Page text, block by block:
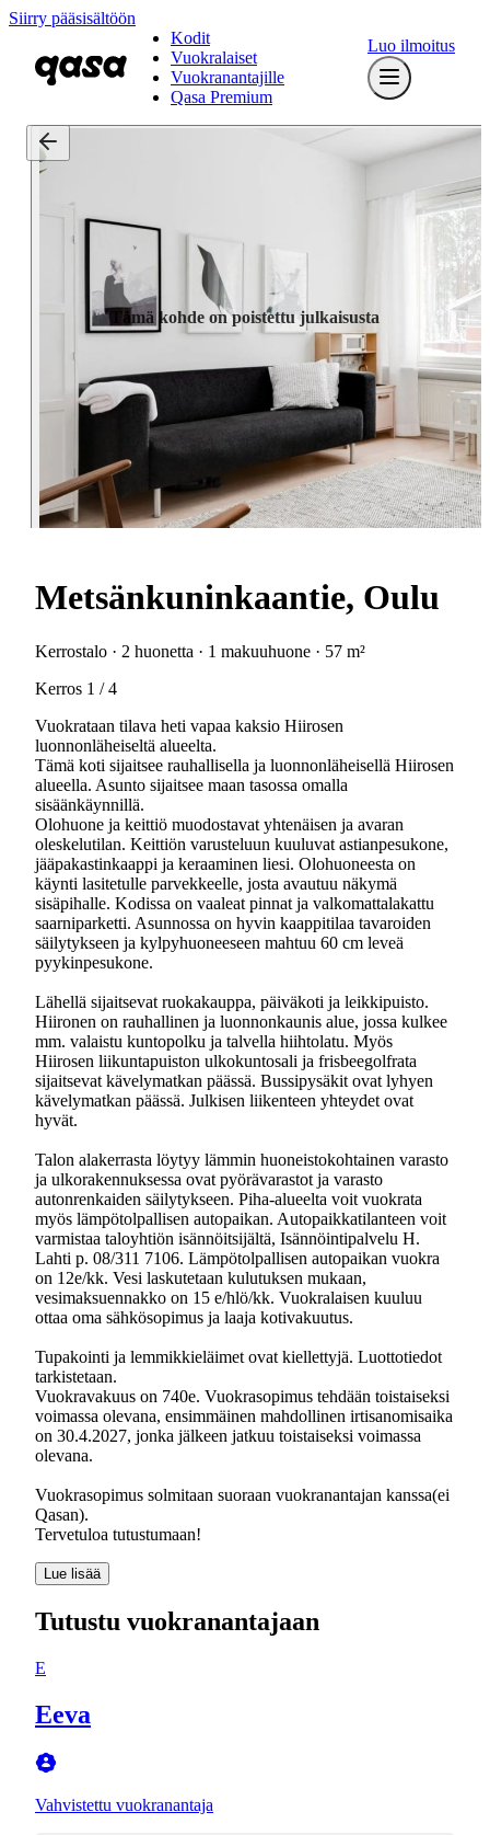
Siirry pääsisältöön
Kodit
Vuokralaiset
Vuokranantajille
Qasa Premium
Luo ilmoitus
Tämä kohde on poistettu julkaisusta
Metsänkuninkaantie, Oulu
Kerrostalo · 2 huonetta · 1 makuuhuone · 57 m²
Kerros 1 / 4
Vuokrataan tilava heti vapaa kaksio Hiirosen
luonnonläheiseltä alueelta.
Tämä koti sijaitsee rauhallisella ja luonnonläheisellä Hiirosen
alueella. Asunto sijaitsee maan tasossa omalla
sisäänkäynnillä.
Olohuone ja keittiö muodostavat yhtenäisen ja avaran
oleskelutilan. Keittiön varusteluun kuuluvat astianpesukone,
jääpakastinkaappi ja keraaminen liesi. Olohuoneesta on
käynti lasitetulle parvekkeelle, josta avautuu näkymä
sisäpihalle. Kodissa on vaaleat pinnat ja valkomattalakattu
saarniparketti. Asunnossa on hyvin kaappitilaa tavaroiden
säilytykseen ja kylpyhuoneeseen mahtuu 60 cm leveä
pyykinpesukone.
Lähellä sijaitsevat ruokakauppa, päiväkoti ja leikkipuisto.
Hiironen on rauhallinen ja luonnonkaunis alue, jossa kulkee
mm. valaistu kuntopolku ja talvella hiihtolatu. Myös
Hiirosen liikuntapuiston ulkokuntosali ja frisbeegolfrata
sijaitsevat kävelymatkan päässä. Bussipysäkit ovat lyhyen
kävelymatkan päässä. Julkisen liikenteen yhteydet ovat
hyvät.
Talon alakerrasta löytyy lämmin huoneistokohtainen varasto
ja ulkorakennuksessa ovat pyörävarastot ja varasto
autonrenkaiden säilytykseen. Piha-alueelta voit vuokrata
myös lämpötolpallisen autopaikan. Autopaikkatilanteen voit
varmistaa taloyhtiön isännöitsijältä, Isännöintipalvelu H.
Lahti p. 08/311 7106. Lämpötolpallisen autopaikan vuokra
on 12e/kk. Vesi laskutetaan kulutuksen mukaan,
vesimaksuennakko on 15 e/hlö/kk. Vuokralaisen kuuluu
ottaa oma sähkösopimus ja laaja kotivakuutus.
Tupakointi ja lemmikkieläimet ovat kiellettyjä. Luottotiedot
tarkistetaan.
Vuokravakuus on 740e. Vuokrasopimus tehdään toistaiseksi
voimassa olevana, ensimmäinen mahdollinen irtisanomisaika
on 30.4.2027, jonka jälkeen jatkuu toistaiseksi voimassa
olevana.
Vuokrasopimus solmitaan suoraan vuokranantajan kanssa(ei
Qasan).
Tervetuloa tutustumaan!
Lue lisää
Tutustu vuokranantajaan
E
Eeva
Vahvistettu vuokranantaja